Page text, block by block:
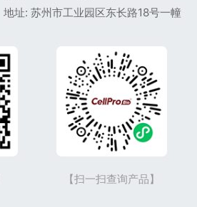
地址: 苏州市工业园区东长路18号一幢
【扫一扫查询产品】